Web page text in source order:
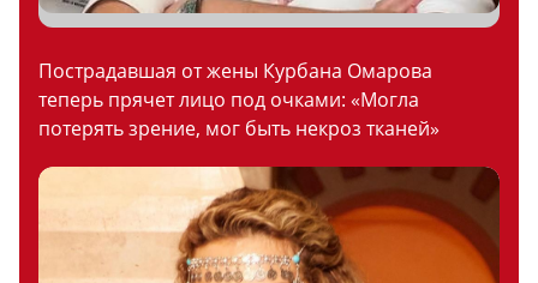
Пострадавшая от жены Курбана Омарова
теперь прячет лицо под очками: «Могла
потерять зрение, мог быть некроз тканей»